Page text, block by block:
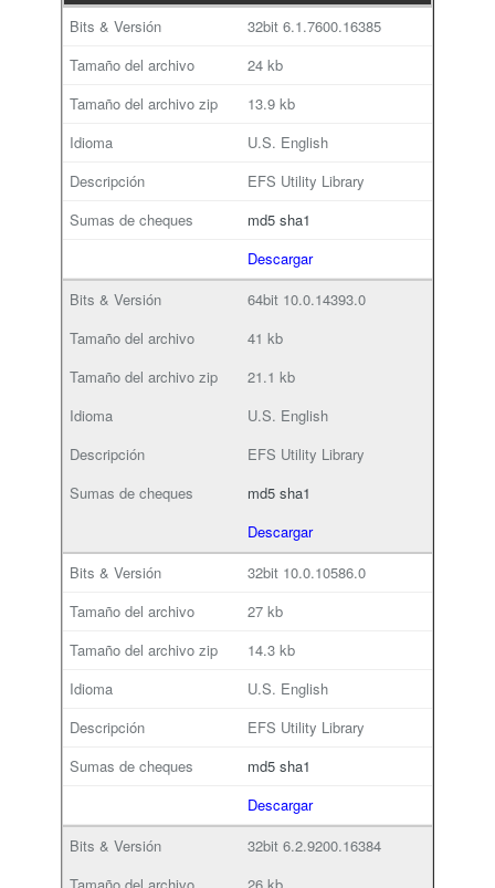
32bit 6.1.7600.16385
24 kb
13.9 kb
U.S. English
EFS Utility Library
md5 sha1
Descargar
64bit 10.0.14393.0
41 kb
21.1 kb
U.S. English
EFS Utility Library
md5 sha1
Descargar
32bit 10.0.10586.0
27 kb
14.3 kb
U.S. English
EFS Utility Library
md5 sha1
Descargar
32bit 6.2.9200.16384